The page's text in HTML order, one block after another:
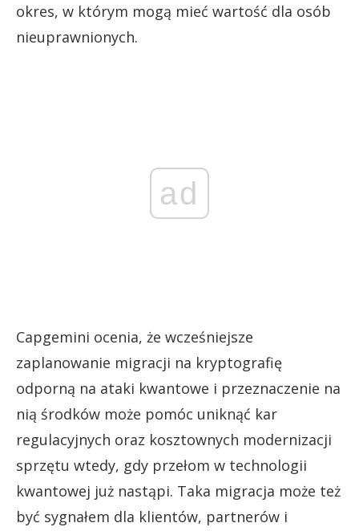
okres, w którym mogą mieć wartość dla osób
nieuprawnionych.
ad
Capgemini ocenia, że wcześniejsze
zaplanowanie migracji na kryptografię
odporną na ataki kwantowe i przeznaczenie na
nią środków może pomóc uniknąć kar
regulacyjnych oraz kosztownych modernizacji
sprzętu wtedy, gdy przełom w technologii
kwantowej już nastąpi. Taka migracja może też
być sygnałem dla klientów, partnerów i